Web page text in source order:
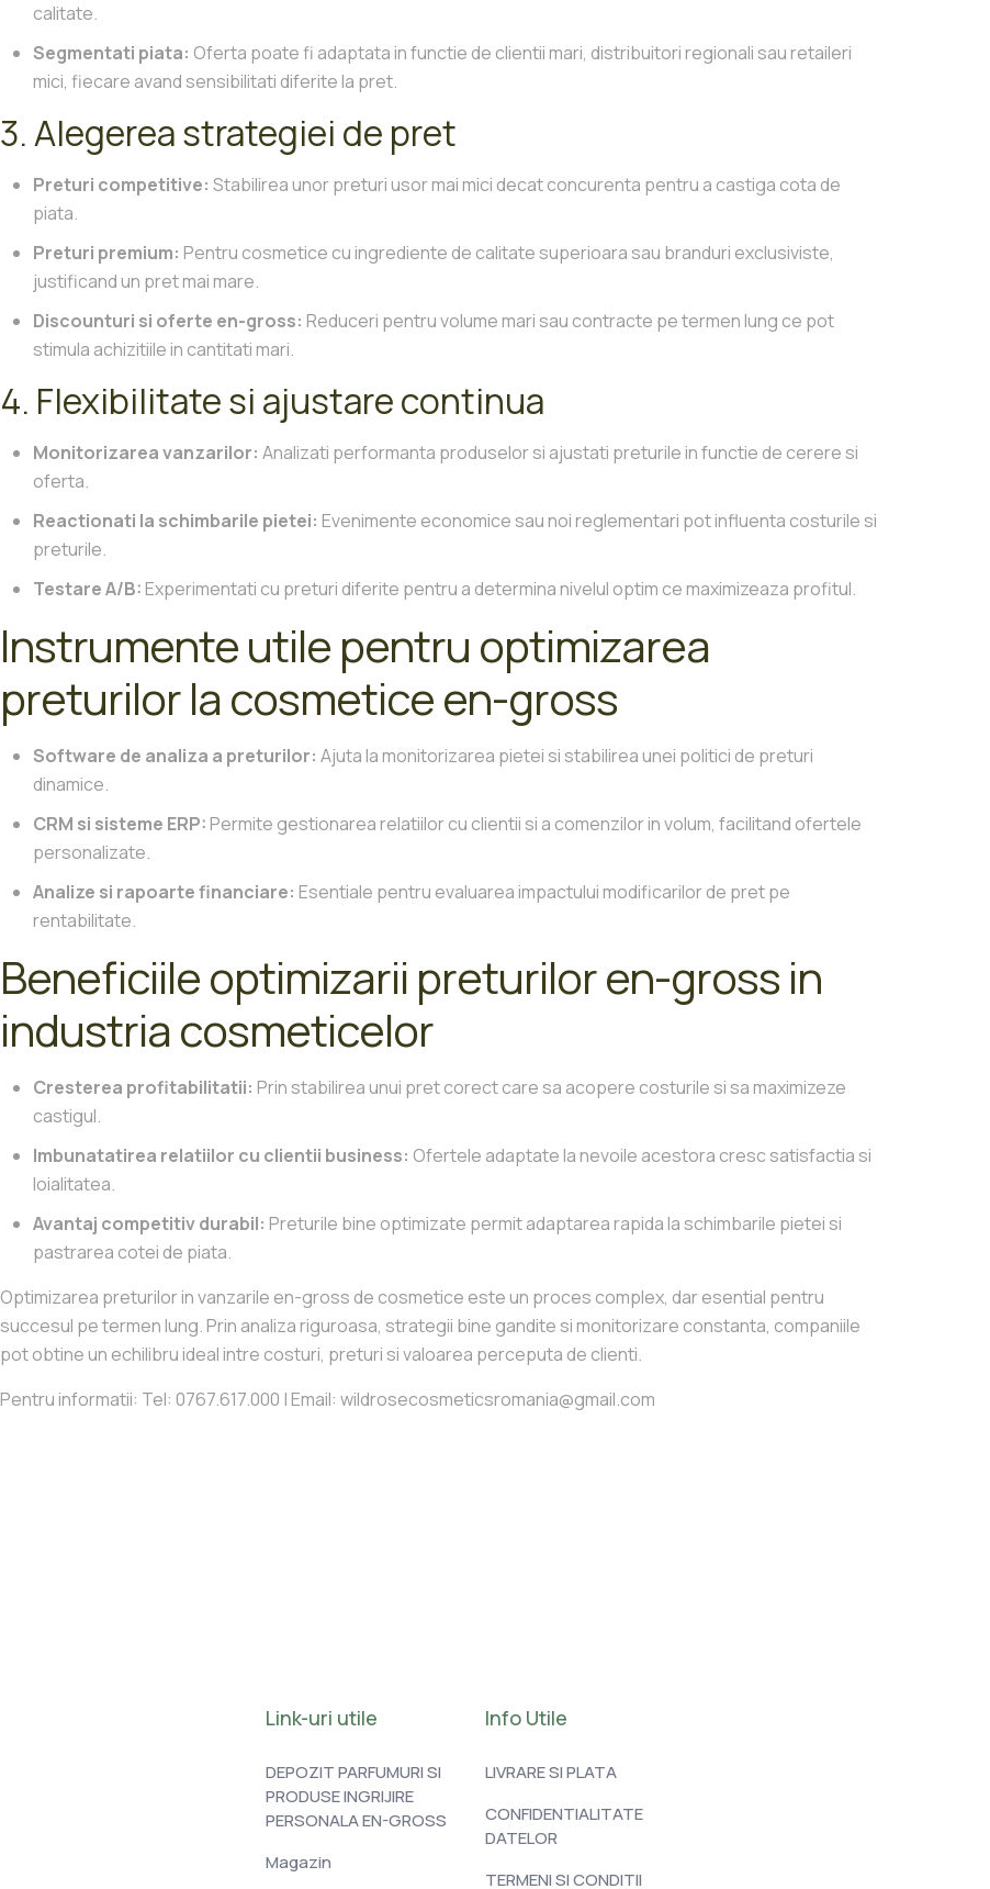
calitate.
Segmentati piata: Oferta poate fi adaptata in functie de clientii mari, distribuitori regionali sau retaileri
mici, fiecare avand sensibilitati diferite la pret.
3. Alegerea strategiei de pret
Preturi competitive: Stabilirea unor preturi usor mai mici decat concurenta pentru a castiga cota de
piata.
Preturi premium: Pentru cosmetice cu ingrediente de calitate superioara sau branduri exclusiviste,
justificand un pret mai mare.
Discounturi si oferte en-gross: Reduceri pentru volume mari sau contracte pe termen lung ce pot
stimula achizitiile in cantitati mari.
4. Flexibilitate si ajustare continua
Monitorizarea vanzarilor: Analizati performanta produselor si ajustati preturile in functie de cerere si
oferta.
Reactionati la schimbarile pietei: Evenimente economice sau noi reglementari pot influenta costurile si
preturile.
Testare A/B: Experimentati cu preturi diferite pentru a determina nivelul optim ce maximizeaza profitul.
Instrumente utile pentru optimizarea
preturilor la cosmetice en-gross
Software de analiza a preturilor: Ajuta la monitorizarea pietei si stabilirea unei politici de preturi
dinamice.
CRM si sisteme ERP: Permite gestionarea relatiilor cu clientii si a comenzilor in volum, facilitand ofertele
personalizate.
Analize si rapoarte financiare: Esentiale pentru evaluarea impactului modificarilor de pret pe
rentabilitate.
Beneficiile optimizarii preturilor en-gross in
industria cosmeticelor
Cresterea profitabilitatii: Prin stabilirea unui pret corect care sa acopere costurile si sa maximizeze
castigul.
Imbunatatirea relatiilor cu clientii business: Ofertele adaptate la nevoile acestora cresc satisfactia si
loialitatea.
Avantaj competitiv durabil: Preturile bine optimizate permit adaptarea rapida la schimbarile pietei si
pastrarea cotei de piata.
Optimizarea preturilor in vanzarile en-gross de cosmetice este un proces complex, dar esential pentru
succesul pe termen lung. Prin analiza riguroasa, strategii bine gandite si monitorizare constanta, companiile
pot obtine un echilibru ideal intre costuri, preturi si valoarea perceputa de clienti.
Pentru informatii: Tel: 0767.617.000 | Email: wildrosecosmeticsromania@gmail.com
Link-uri utile
DEPOZIT PARFUMURI SI
PRODUSE INGRIJIRE
PERSONALA EN-GROSS
Magazin
Info Utile
LIVRARE SI PLATA
CONFIDENTIALITATE
DATELOR
TERMENI SI CONDITII